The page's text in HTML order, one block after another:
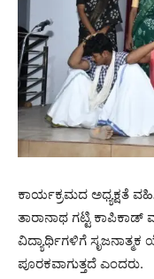
ಕಾರ್ಯಕ್ರಮದ ಅಧ್ಯಕ್ಷತೆ
ತಾರಾನಾಥ ಗಟ್ಟಿ ಕಾಪಿಕಾಡ್
ವಿದ್ಯಾರ್ಥಿಗಳಿಗೆ
ಪೂರಕವಾಗುತ್ತದೆ ಎಂದರು.